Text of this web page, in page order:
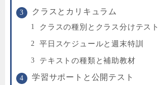
クラスとカリキュラム
クラスの種別とクラス分けテスト
平日スケジュールと週末特訓
テキストの種類と補助教材
学習サポートと公開テスト